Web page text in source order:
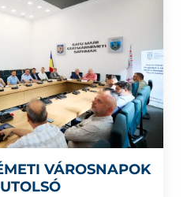
VÁROSNAPOK